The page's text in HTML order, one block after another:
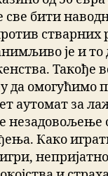
све бити
стварних
је и то
Такође
да омогућимо
аутомат за
незадовољење
Како